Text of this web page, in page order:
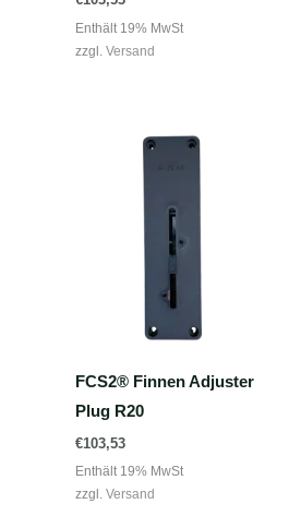
Enthält 19% MwSt
zzgl. Versand
FCS2® Finnen Adjuster
Plug R20
€103,53
Enthält 19% MwSt
zzgl. Versand